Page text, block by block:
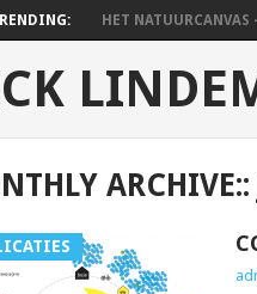
HET NATUURCANVAS
ARCHIVE::